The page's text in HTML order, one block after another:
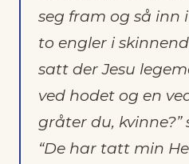
seg fram og så inn
to engler i
satt der Jesu
ved hodet og en
gråter du, kvinne?”
“De har tatt min